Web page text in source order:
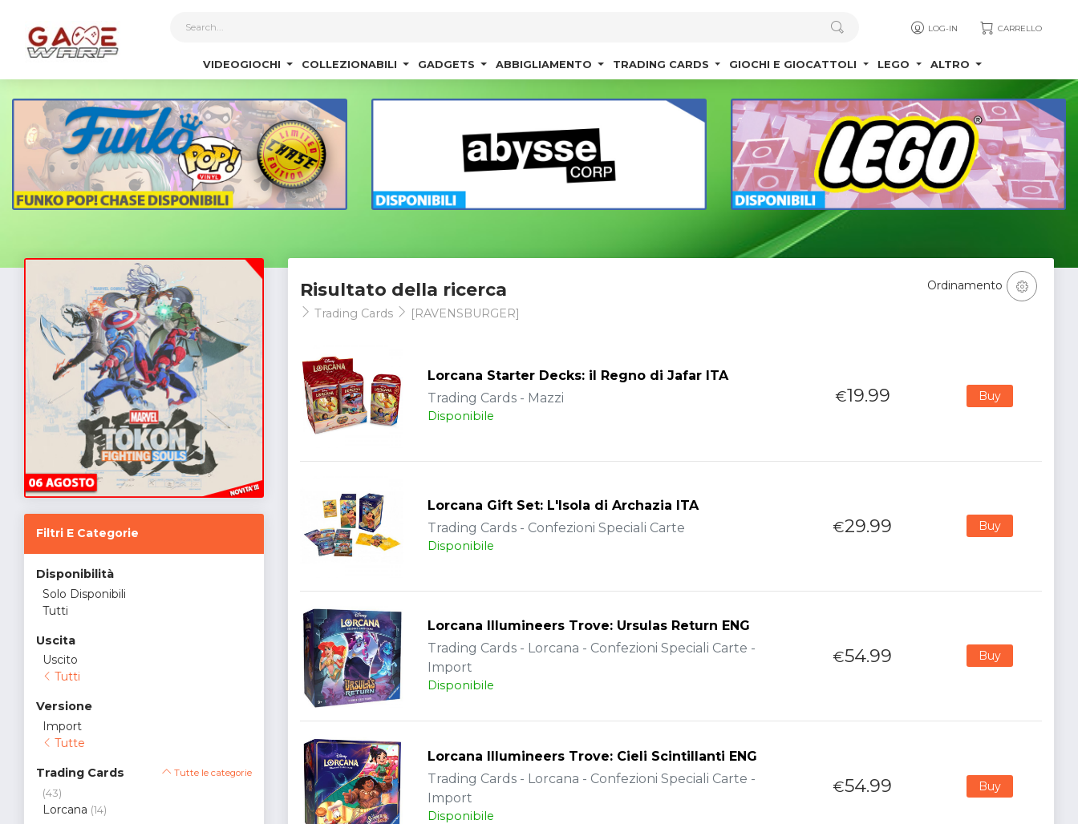
LOG-IN CARRELLO
VIDEOGIOCHI COLLEZIONABILI GADGETS ABBIGLIAMENTO TRADING CARDS GIOCHI E GIOCATTOLI LEGO ALTRO
Filtri E Categorie
Disponibilità
Solo Disponibili
Tutti
Uscita
Uscito
Tutti
Versione
Import
Tutte
Trading Cards Tutte le categorie
(43)
Lorcana (14)
Risultato della ricerca
Trading Cards [RAVENSBURGER]
Ordinamento
Lorcana Starter Decks: il Regno di Jafar ITA
Trading Cards - Mazzi
Disponibile
€19.99 Buy
Lorcana Gift Set: L'Isola di Archazia ITA
Trading Cards - Confezioni Speciali Carte
Disponibile
€29.99 Buy
Lorcana Illumineers Trove: Ursulas Return ENG
Trading Cards - Lorcana - Confezioni Speciali Carte -
Import
Disponibile
€54.99 Buy
Lorcana Illumineers Trove: Cieli Scintillanti ENG
Trading Cards - Lorcana - Confezioni Speciali Carte -
Import
Disponibile
€54.99 Buy